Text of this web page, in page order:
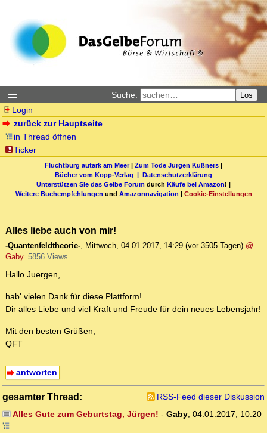
Suche: Los
Login
zurück zur Hauptseite
in Thread öffnen
Ticker
Fluchtburg autark am Meer| Zum Tode Jürgen Küßners |
Bücher vom Kopp-Verlag | Datenschutzerklärung
Unterstützen Sie das Gelbe Forum durch Käufe bei Amazon! |
Weitere Buchempfehlungen und Amazonnavigation | Cookie-Einstellungen
Alles liebe auch von mir!
-Quantenfeldtheorie-, Mittwoch, 04.01.2017, 14:29 (vor 3505 Tagen) @
Gaby 5856 Views
Hallo Juergen,
hab' vielen Dank für diese Plattform!
Dir alles Liebe und viel Kraft und Freude für dein neues Lebensjahr!
Mit den besten Grüßen,
QFT
antworten
gesamter Thread:
RSS-Feed dieser Diskussion
Alles Gute zum Geburtstag, Jürgen! - Gaby, 04.01.2017, 10:20